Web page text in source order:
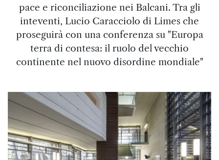
pace e riconciliazione nei Balcani. Tra gli
inteventi, Lucio Caracciolo di Limes che
proseguirà con una conferenza su "Europa
terra di contesa: il ruolo del vecchio
continente nel nuovo disordine mondiale"